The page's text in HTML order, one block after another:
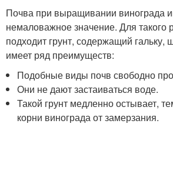
Почва при выращивании винограда
немаловажное значение. Для такого
подходит грунт, содержащий гальку,
имеет ряд преимуществ:
Подобные виды почв свободно
Они не дают застаиваться воде.
Такой грунт медленно остывает,
корни винограда от замерзания.